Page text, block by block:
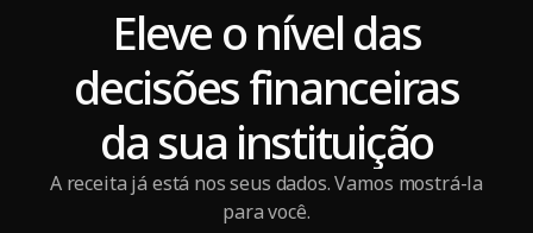
Eleve o nível das
decisões financeiras
da sua instituição
A receita já está nos seus dados. Vamos mostrá-la
para você.